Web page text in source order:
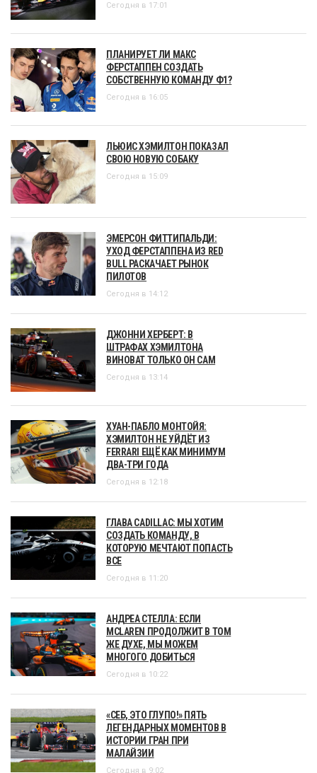
Сегодня в 17:01
ПЛАНИРУЕТ ЛИ МАКС
ФЕРСТАППЕН СОЗДАТЬ
СОБСТВЕННУЮ КОМАНДУ Ф1?
Сегодня в 16:05
ЛЬЮИС ХЭМИЛТОН ПОКАЗАЛ
СВОЮ НОВУЮ СОБАКУ
Сегодня в 15:09
ЭМЕРСОН ФИТТИПАЛЬДИ:
УХОД ФЕРСТАППЕНА ИЗ RED
BULL РАСКАЧАЕТ РЫНОК
ПИЛОТОВ
Сегодня в 14:12
ДЖОННИ ХЕРБЕРТ: В
ШТРАФАХ ХЭМИЛТОНА
ВИНОВАТ ТОЛЬКО ОН САМ
Сегодня в 13:14
ХУАН-ПАБЛО МОНТОЙЯ:
ХЭМИЛТОН НЕ УЙДЁТ ИЗ
FERRARI ЕЩЁ КАК МИНИМУМ
ДВА-ТРИ ГОДА
Сегодня в 12:18
ГЛАВА CADILLAC: МЫ ХОТИМ
СОЗДАТЬ КОМАНДУ, В
КОТОРУЮ МЕЧТАЮТ ПОПАСТЬ
ВСЕ
Сегодня в 11:20
АНДРЕА СТЕЛЛА: ЕСЛИ
MCLAREN ПРОДОЛЖИТ В ТОМ
ЖЕ ДУХЕ, МЫ МОЖЕМ
МНОГОГО ДОБИТЬСЯ
Сегодня в 10:22
«СЕБ, ЭТО ГЛУПО!» ПЯТЬ
ЛЕГЕНДАРНЫХ МОМЕНТОВ В
ИСТОРИИ ГРАН ПРИ
МАЛАЙЗИИ
Сегодня в 9:02